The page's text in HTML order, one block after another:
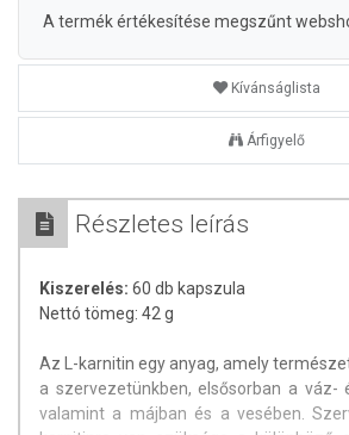
A termék értékesítése megszűnt
Kívánságlista
Árfigyelő
Részletes leírás
Kiszerelés: 60 db kapszula
Nettó tömeg: 42 g
Az L-karnitin egy anyag, amely
a szervezetünkben, elsősorban a váz-
valamint a májban és a vesében.